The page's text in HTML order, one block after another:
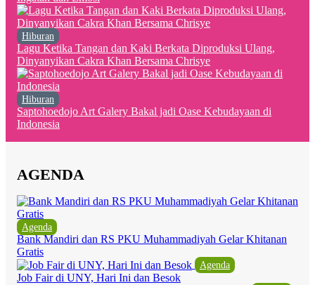
Hiburan
Lagu Ketika Tangan dan Kaki Berkata Diproduksi Ulang,
Dinyanyikan Cakra Khan Bersama Chrisye
Hiburan
Saptohoedojo Art Galery Bakal jadi Oase Kebudayaan di
Indonesia
AGENDA
Agenda
Bank Mandiri dan RS PKU Muhammadiyah Gelar Khitanan
Gratis
Agenda
Job Fair di UNY, Hari Ini dan Besok